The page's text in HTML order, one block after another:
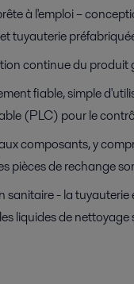
à l'emploi –
tuyauterie
continue du produit
fiable, simple
(PLC) pour le
composants, y
pièces de rechange
sanitaire - la
liquides de